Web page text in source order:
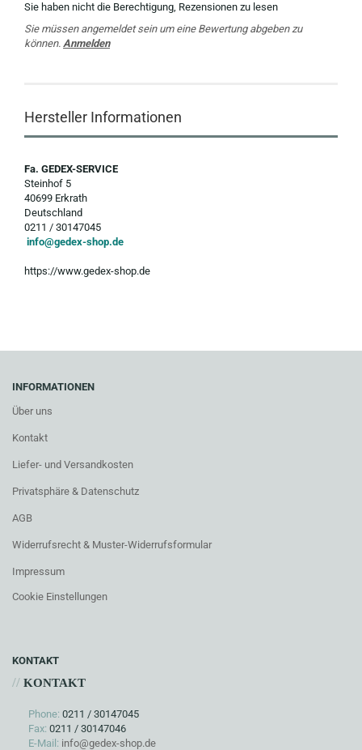
Sie haben nicht die Berechtigung, Rezensionen zu lesen
Sie müssen angemeldet sein um eine Bewertung abgeben zu
können. Anmelden
Hersteller Informationen
Fa. GEDEX-SERVICE
Steinhof 5
40699 Erkrath
Deutschland
0211 / 30147045
info@gedex-shop.de
https://www.gedex-shop.de
INFORMATIONEN
Über uns
Kontakt
Liefer- und Versandkosten
Privatsphäre & Datenschutz
AGB
Widerrufsrecht & Muster-Widerrufsformular
Impressum
Cookie Einstellungen
KONTAKT
// KONTAKT
Phone: 0211 / 30147045
Fax: 0211 / 30147046
E-Mail: info@gedex-shop.de